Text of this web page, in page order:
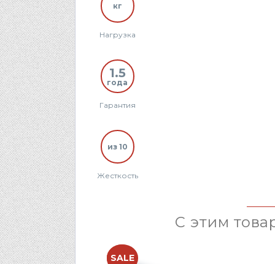
кг
Нагрузка
1.5
года
Гарантия
из 10
Жесткость
С этим
NEW
SALE